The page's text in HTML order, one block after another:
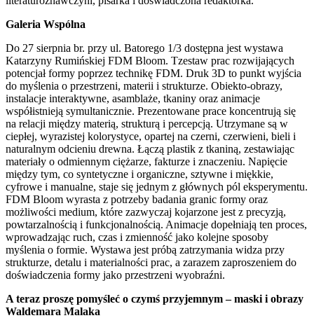
Galeria Wspólna
Do 27 sierpnia br. przy ul. Batorego 1/3 dostępna jest wystawa
Katarzyny Rumińskiej FDM Bloom. Tzestaw prac rozwijających
potencjał formy poprzez technikę FDM. Druk 3D to punkt wyjścia
do myślenia o przestrzeni, materii i strukturze. Obiekto-obrazy,
instalacje interaktywne, asamblaże, tkaniny oraz animacje
współistnieją symultanicznie. Prezentowane prace koncentrują się
na relacji między materią, strukturą i percepcją. Utrzymane są w
ciepłej, wyrazistej kolorystyce, opartej na czerni, czerwieni, bieli i
naturalnym odcieniu drewna. Łączą plastik z tkaniną, zestawiając
materiały o odmiennym ciężarze, fakturze i znaczeniu. Napięcie
między tym, co syntetyczne i organiczne, sztywne i miękkie,
cyfrowe i manualne, staje się jednym z głównych pól eksperymentu.
FDM Bloom wyrasta z potrzeby badania granic formy oraz
możliwości medium, które zazwyczaj kojarzone jest z precyzją,
powtarzalnością i funkcjonalnością. Animacje dopełniają ten proces,
wprowadzając ruch, czas i zmienność jako kolejne sposoby
myślenia o formie. Wystawa jest próbą zatrzymania widza przy
strukturze, detalu i materialności prac, a zarazem zaproszeniem do
doświadczenia formy jako przestrzeni wyobraźni.
A teraz proszę pomyśleć o czymś przyjemnym – maski i obrazy
Waldemara Malaka